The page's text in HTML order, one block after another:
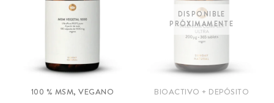
100 % MSM, VEGANO
DISPONIBLE
PRÓXIMAMENTE
BIOACTIVO + DEPÓSITO